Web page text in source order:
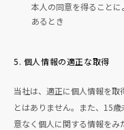
本人の同意を得ること
あるとき
5. 個人情報の適正な取得
当社は、適正に個人情報を
とはありません。また、15
意なく個人に関する情報をみ